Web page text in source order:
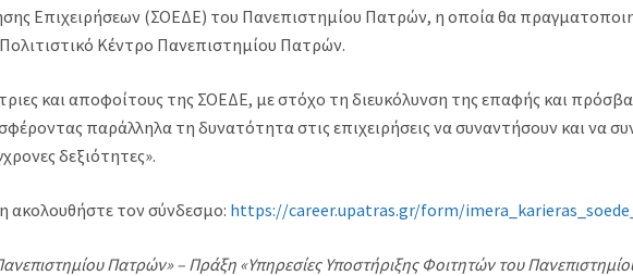
Επιχειρήσεων (ΣΟΕΔΕ) του Πανεπιστημίου Πατρών, η οποία θα
Κέντρο Πανεπιστημίου Πατρών.
και αποφοίτους της ΣΟΕΔΕ, με στόχο τη διευκόλυνση της επαφής και
παράλληλα τη δυνατότητα στις επιχειρήσεις να συναντήσουν και να
δεξιότητες».
ακολουθήστε τον σύνδεσμο: https://career.upatras.gr/form/
Πατρών» – Πράξη «Υπηρεσίες Υποστήριξης Φοιτητών του